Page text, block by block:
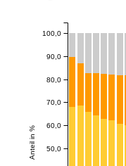
Anteil in % 50,0
60,0
70,0
80,0
90,0
100,0